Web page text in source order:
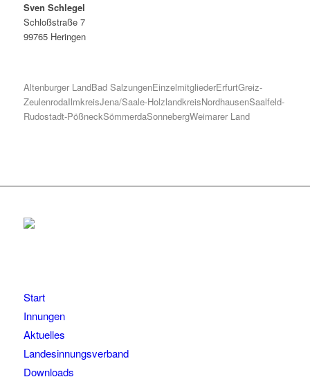
Sven Schlegel
Schloßstraße 7
99765 Heringen
Altenburger LandBad SalzungenEinzelmitgliederErfurtGreiz-
ZeulenrodaIlmkreisJena/Saale-HolzlandkreisNordhausenSaalfeld-
Rudostadt-PößneckSömmerdaSonnebergWeimarer Land
Start
Innungen
Aktuelles
Landesinnungsverband
Downloads